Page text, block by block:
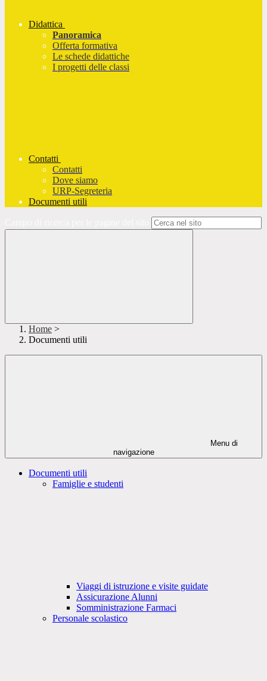
Didattica
Panoramica
Offerta formativa
Le schede didattiche
I progetti delle classi
Contatti
Contatti
Dove siamo
URP-Segreteria
Documenti utili
Home >
Documenti utili
Menu di
navigazione
Documenti utili
Famiglie e studenti
Viaggi di istruzione e visite guidate
Assicurazione Alunni
Somministrazione Farmaci
Personale scolastico